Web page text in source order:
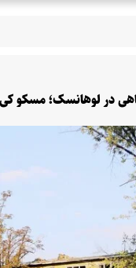
در لوهانسک؛ مسکو